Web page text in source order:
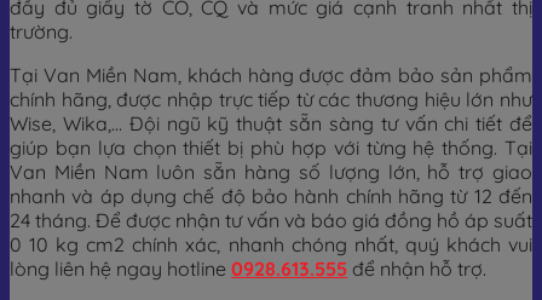
đầy đủ giấy tờ CO, CQ và mức giá cạnh tranh nhất thị
trường.
Tại Van Miền Nam, khách hàng được đảm bảo sản phẩm
chính hãng, được nhập trực tiếp từ các thương hiệu lớn như
Wise, Wika,… Đội ngũ kỹ thuật sẵn sàng tư vấn chi tiết để
giúp bạn lựa chọn thiết bị phù hợp với từng hệ thống. Tại
Van Miền Nam luôn sẵn hàng số lượng lớn, hỗ trợ giao
nhanh và áp dụng chế độ bảo hành chính hãng từ 12 đến
24 tháng. Để được nhận tư vấn và báo giá đồng hồ áp suất
0 10 kg cm2 chính xác, nhanh chóng nhất, quý khách vui
lòng liên hệ ngay hotline 0928.613.555 để nhận hỗ trợ.